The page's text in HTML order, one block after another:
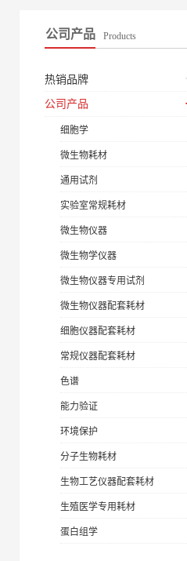
公司产品 Products
热销品牌
公司产品
细胞学
微生物耗材
通用试剂
实验室常规耗材
微生物仪器
微生物学仪器
微生物仪器专用试剂
微生物仪器配套耗材
细胞仪器配套耗材
常规仪器配套耗材
色谱
能力验证
环境保护
分子生物耗材
生物工艺仪器配套耗材
生殖医学专用耗材
蛋白组学